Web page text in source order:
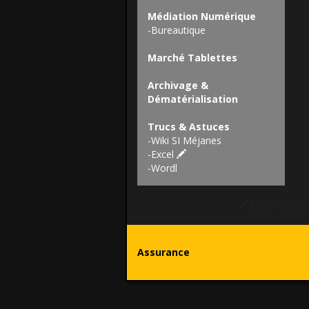
Médiation Numérique
-Bureautique
Marché Tablettes
Archivage &
Dématérialisation
Trucs & Astuces
-Wiki SI Méjanes
-Excel
-Wordl
Assurance